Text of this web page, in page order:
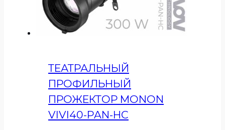
ТЕАТРАЛЬНЫЙ
ПРОФИЛЬНЫЙ
ПРОЖЕКТОР MONON
VIVI40-PAN-HC